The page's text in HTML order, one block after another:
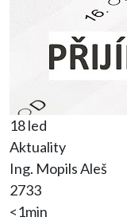
18 led
Aktuality
Ing. Mopils Aleš
2733
<1min